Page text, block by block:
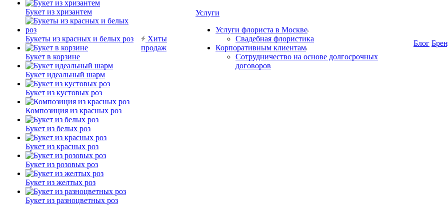
Букет из хризантем
Букеты из красных и белых роз
Букет в корзине
Букет идеальный шарм
Букет из кустовых роз
Композиция из красных роз
Букет из белых роз
Букет из красных роз
Букет из розовых роз
Букет из желтых роз
Букет из разноцветных роз
Хиты
продаж
Услуги
Услуги флориста в Москве
Свадебная флористика
Корпоративным клиентам
Сотрудничество на основе долгосрочных
договоров
Блог